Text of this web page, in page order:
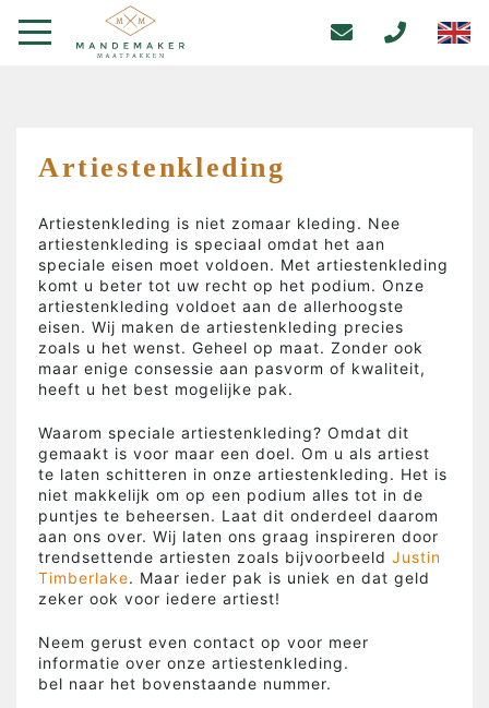
Artiestenkleding
Artiestenkleding is niet zomaar kleding. Nee
artiestenkleding is speciaal omdat het aan
speciale eisen moet voldoen. Met artiestenkleding
komt u beter tot uw recht op het podium. Onze
artiestenkleding voldoet aan de allerhoogste
eisen. Wij maken de artiestenkleding precies
zoals u het wenst. Geheel op maat. Zonder ook
maar enige consessie aan pasvorm of kwaliteit,
heeft u het best mogelijke pak.
Waarom speciale artiestenkleding? Omdat dit
gemaakt is voor maar een doel. Om u als artiest
te laten schitteren in onze artiestenkleding. Het is
niet makkelijk om op een podium alles tot in de
puntjes te beheersen. Laat dit onderdeel daarom
aan ons over. Wij laten ons graag inspireren door
trendsettende artiesten zoals bijvoorbeeld Justin
Timberlake. Maar ieder pak is uniek en dat geld
zeker ook voor iedere artiest!
Neem gerust even contact op voor meer
informatie over onze artiestenkleding.
bel naar het bovenstaande nummer.